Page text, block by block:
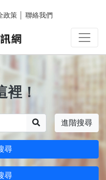
政策 聯絡我們
裡！
進階搜尋
尋
尋